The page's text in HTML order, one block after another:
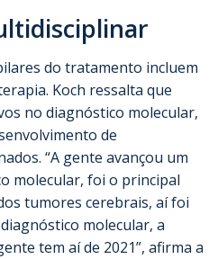
do tratamento incluem
Koch ressalta que
no diagnóstico molecular,
de
“A gente avançou um
molecular, foi o principal
tumores cerebrais, aí foi
molecular, a
tem aí de 2021”, afirma a